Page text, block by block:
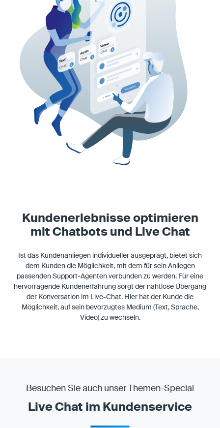
Kundenerlebnisse optimieren
mit Chatbots und Live Chat
Ist das Kundenanliegen individueller ausgeprägt, bietet sich
dem Kunden die Möglichkeit, mit dem für sein Anliegen
passenden Support-Agenten verbunden zu werden. Für eine
hervorragende Kundenerfahrung sorgt der nahtlose Übergang
der Konversation im Live-Chat. Hier hat der Kunde die
Möglichkeit, auf sein bevorzugtes Medium (Text, Sprache,
Video) zu wechseln.
Besuchen Sie auch unser Themen-Special
Live Chat im Kundenservice